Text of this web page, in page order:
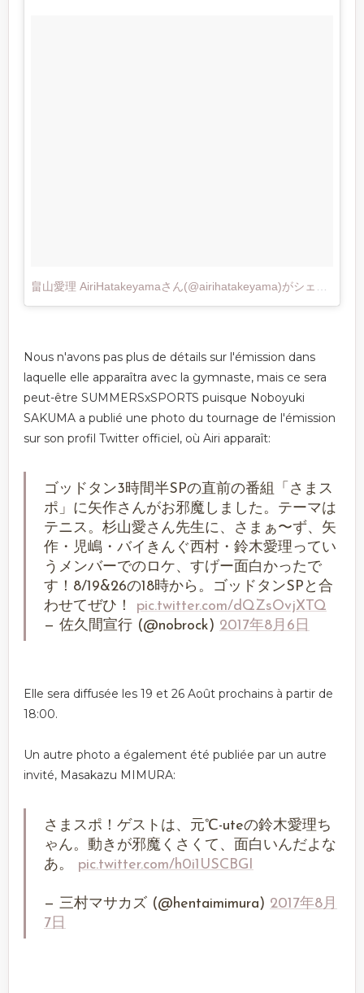
Nous n'avons pas plus de détails sur l'émission dans
laquelle elle apparaîtra avec la gymnaste, mais ce sera
peut-être SUMMERSxSPORTS puisque Noboyuki
SAKUMA a publié une photo du tournage de l'émission
sur son profil Twitter officiel, où Airi apparaît:
ゴッドタン3時間半SPの直前の番組「さまス
ポ」に矢作さんがお邪魔しました。テーマは
テニス。杉山愛さん先生に、さまぁ〜ず、矢
作・児嶋・バイきんぐ西村・鈴木愛理ってい
うメンバーでのロケ、すげー面白かったで
す！8/19&26の18時から。ゴッドタンSPと合
わせてぜひ！ pic.twitter.com/dQZsOvjXTQ
— 佐久間宣行 (@nobrock) 2017年8月6日
Elle sera diffusée les 19 et 26 Août prochains à partir de
18:00.
Un autre photo a également été publiée par un autre
invité, Masakazu MIMURA:
さまスポ！ゲストは、元℃-uteの鈴木愛理ち
ゃん。動きが邪魔くさくて、面白いんだよな
あ。 pic.twitter.com/h0i1USCBGI
— 三村マサカズ (@hentaimimura) 2017年8月
7日